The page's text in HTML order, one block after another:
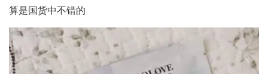
算是国货中不错的